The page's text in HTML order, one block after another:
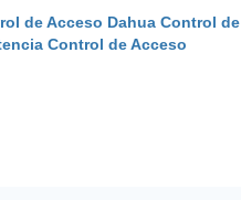
de Acceso Dahua Control de
Control de Acceso